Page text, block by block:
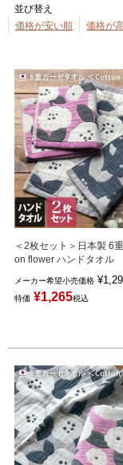
並び替え
価格が安い順
価格が
＜2枚セット＞日本製 6
on flower ハンドタオル
メーカー希望小売価格 ¥
特価 ¥1,265税込